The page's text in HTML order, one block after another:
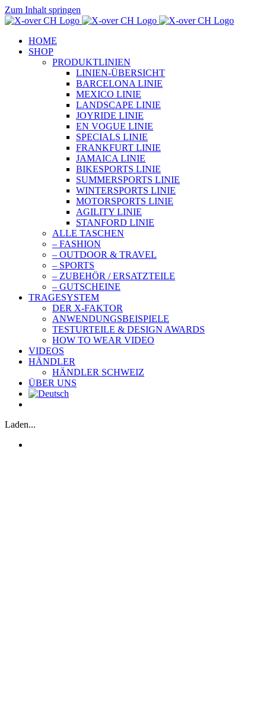
Zum Inhalt springen
HOME
SHOP
PRODUKTLINIEN
LINIEN-ÜBERSICHT
BARCELONA LINIE
MEXICO LINIE
LANDSCAPE LINIE
JOYRIDE LINIE
EN VOGUE LINIE
SPECIALS LINIE
FRANKFURT LINIE
JAMAICA LINIE
BIKESPORTS LINIE
SUMMERSPORTS LINIE
WINTERSPORTS LINIE
MOTORSPORTS LINIE
AGILITY LINIE
STANFORD LINIE
ALLE TASCHEN
– FASHION
– OUTDOOR & TRAVEL
– SPORTS
– ZUBEHÖR / ERSATZTEILE
– GUTSCHEINE
TRAGESYSTEM
DER X-FAKTOR
ANWENDUNGSBEISPIELE
TESTURTEILE & DESIGN AWARDS
HOW TO WEAR VIDEO
VIDEOS
HÄNDLER
HÄNDLER SCHWEIZ
ÜBER UNS
Laden...